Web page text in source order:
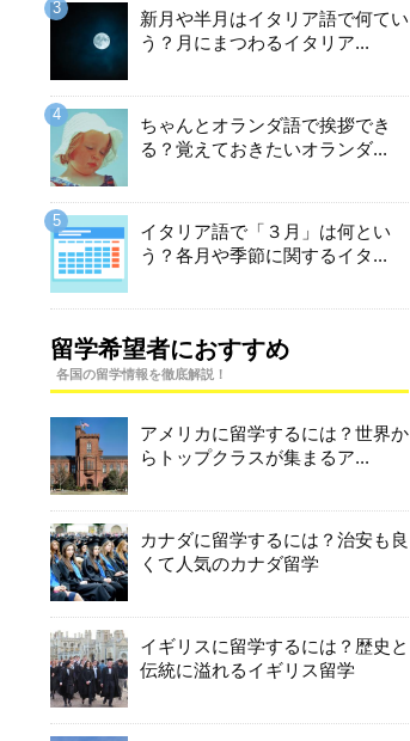
新月や半月はイタリア語で何てい
う？月にまつわるイタリア...
ちゃんとオランダ語で挨拶でき
る？覚えておきたいオランダ...
イタリア語で「３月」は何とい
う？各月や季節に関するイタ...
留学希望者におすすめ
各国の留学情報を徹底解説！
アメリカに留学するには？世界か
らトップクラスが集まるア...
カナダに留学するには？治安も良
くて人気のカナダ留学
イギリスに留学するには？歴史と
伝統に溢れるイギリス留学